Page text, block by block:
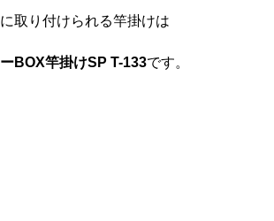
取り付けられる竿掛けは
BOX竿掛けSP T-133です。